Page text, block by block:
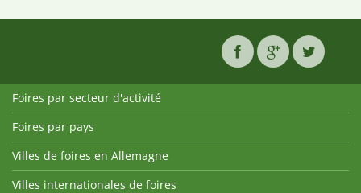
Foires par secteur d'activité
Foires par pays
Villes de foires en Allemagne
Villes internationales de foires